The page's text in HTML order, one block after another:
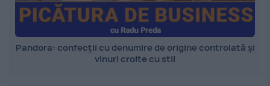
Pandora: confecții cu denumire de origine controlată și
vinuri croite cu stil